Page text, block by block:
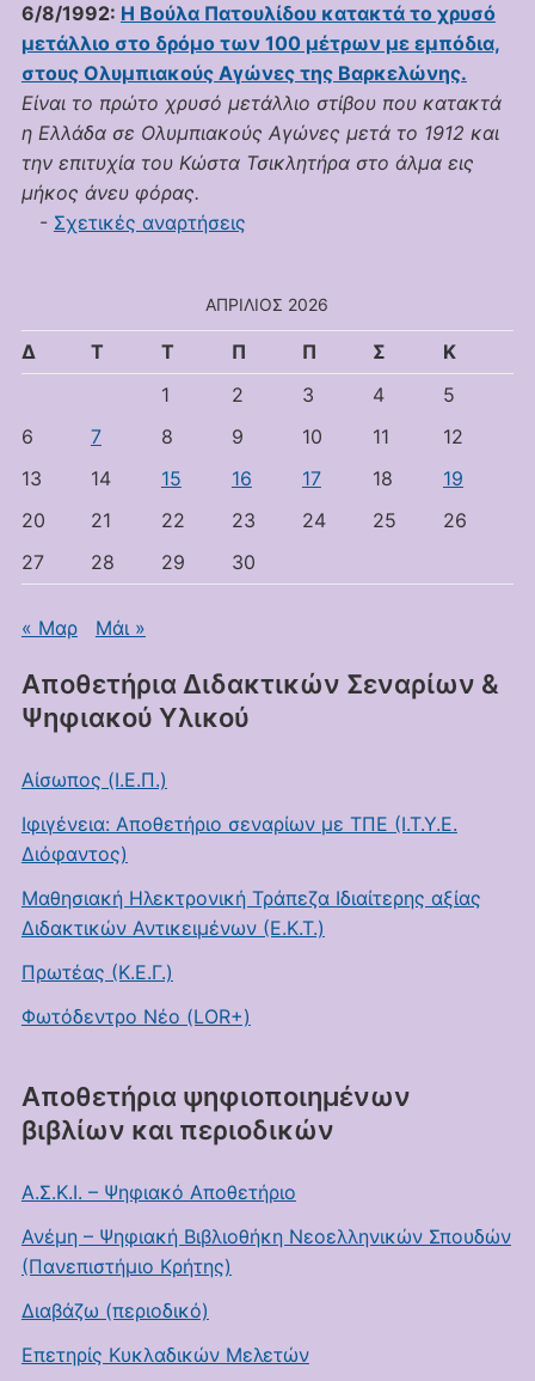
6/8/1992: Η Βούλα Πατουλίδου κατακτά το χρυσό
μετάλλιο στο δρόμο των 100 μέτρων με εμπόδια,
στους Ολυμπιακούς Αγώνες της Βαρκελώνης.
Είναι το πρώτο χρυσό μετάλλιο στίβου που κατακτά
η Ελλάδα σε Ολυμπιακούς Αγώνες μετά το 1912 και
την επιτυχία του Κώστα Τσικλητήρα στο άλμα εις
μήκος άνευ φόρας.
- Σχετικές αναρτήσεις
ΑΠΡΊΛΙΟΣ 2026
Δ Τ Τ Π Π Σ
Κ
1
2 3 4
5
6
7 8 9 10 11
12
13
14 15 16 17 18
19
20
21 22 23 24 25
26
27
28 29 30
« Μαρ Μάι »
Αποθετήρια Διδακτικών Σεναρίων &
Ψηφιακού Υλικού
Αίσωπος (Ι.Ε.Π.)
Ιφιγένεια: Αποθετήριο σεναρίων με ΤΠΕ (Ι.Τ.Υ.Ε.
Διόφαντος)
Μαθησιακή Ηλεκτρονική Τράπεζα Ιδιαίτερης αξίας
Διδακτικών Αντικειμένων (Ε.Κ.Τ.)
Πρωτέας (Κ.Ε.Γ.)
Φωτόδεντρο Νέο (LOR+)
Αποθετήρια ψηφιοποιημένων
βιβλίων και περιοδικών
Α.Σ.Κ.Ι. – Ψηφιακό Αποθετήριο
Ανέμη – Ψηφιακή Βιβλιοθήκη Νεοελληνικών Σπουδών
(Πανεπιστήμιο Κρήτης)
Διαβάζω (περιοδικό)
Επετηρίς Κυκλαδικών Μελετών